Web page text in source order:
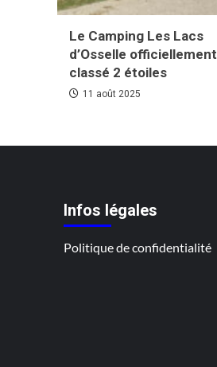
Le Camping Les Lacs
d’Osselle officiellement
classé 2 étoiles
11 août 2025
Infos légales
Politique de confidentialité